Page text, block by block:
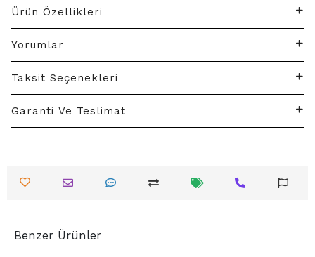
Ürün Özellikleri
Yorumlar
Taksit Seçenekleri
Garanti Ve Teslimat
Benzer Ürünler